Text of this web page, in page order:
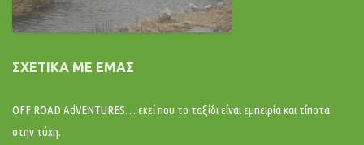
ΣΧΕΤΙΚΆ ΜΕ ΕΜΆΣ
OFF ROAD AdVENTURES… εκεί που το ταξίδι είναι εμπειρία και τίποτα
στην τύχη.